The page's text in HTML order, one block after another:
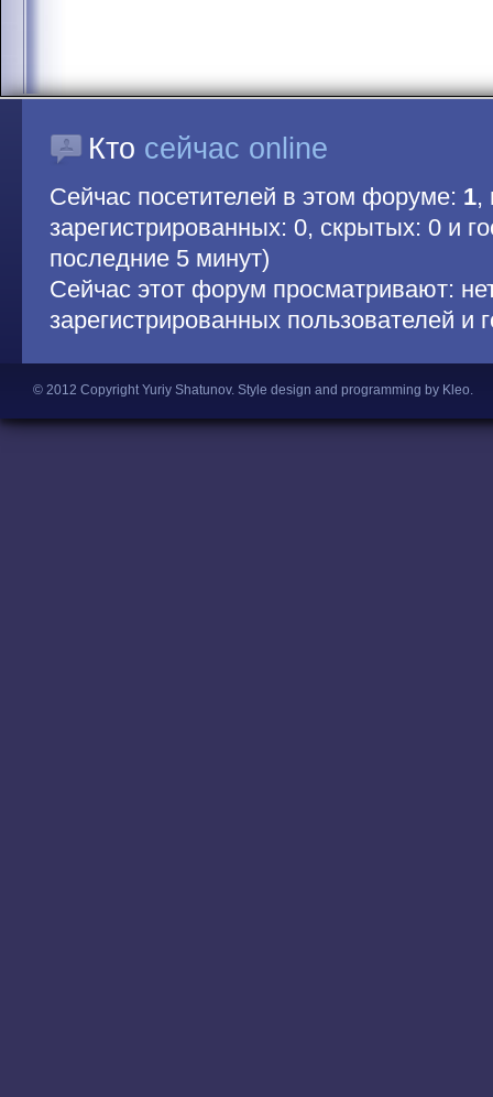
Кто сейчас online
Сейчас посетителей в этом форуме: 1,
зарегистрированных: 0, скрытых: 0 и
последние 5 минут)
Сейчас этот форум просматривают:
зарегистрированных пользователей и
© 2012 Copyright Yuriy Shatunov. Style design and programming by Kleo.